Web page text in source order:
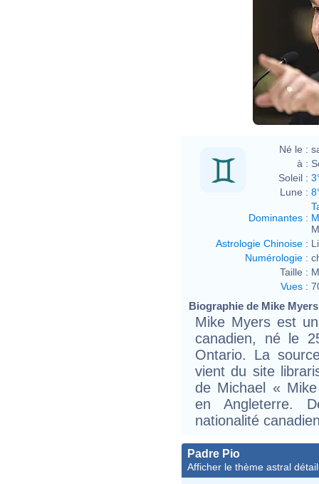
Né le :
à :
Soleil :
Lune :
Dominantes :
Astrologie Chinoise :
Numérologie :
Taille :
Vues :
Biographie de Mike
Mike Myers est
canadien, né le
Ontario. La
vient du site
de Michael «
en Angleterre.
nationalité
Padre Pio
Afficher le thème astral